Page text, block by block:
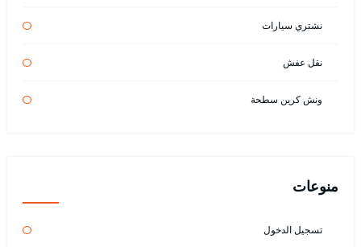
نشتري سيارات
نقل عفش
ونش كرين سطحة
منوعات
تسجيل الدخول